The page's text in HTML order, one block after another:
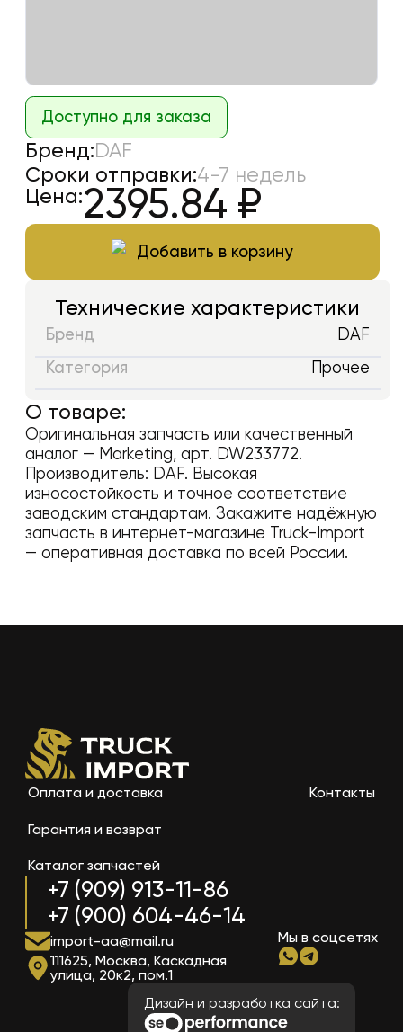
Доступно для заказа
Бренд:DAF
Сроки отправки:4-7 недель
Цена:2395.84 ₽
Добавить в корзину
Технические характеристики
Бренд DAF
Категория Прочее
О товаре:
Оригинальная запчасть или качественный
аналог — Marketing, арт. DW233772.
Производитель: DAF. Высокая
износостойкость и точное соответствие
заводским стандартам. Закажите надёжную
запчасть в интернет-магазине Truck-Import
— оперативная доставка по всей России.
+7 (909) 913-11-86
+7 (900) 604-46-14
Оплата и доставка
Гарантия и возврат
Каталог запчастей
Контакты
import-aa@mail.ru
111625, Москва, Каскадная
улица, 20к2, пом.1
Мы в соцсетях
Дизайн и разработка сайта: